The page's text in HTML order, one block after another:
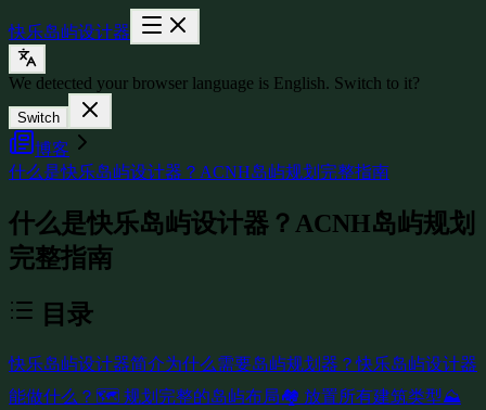
快乐岛屿设计器
We detected your browser language is English. Switch to it?
Switch
博客
什么是快乐岛屿设计器？ACNH岛屿规划完整指南
什么是快乐岛屿设计器？ACNH岛屿规划
完整指南
目录
快乐岛屿设计器简介为什么需要岛屿规划器？快乐岛屿设计器
能做什么？ 🗺️ 规划完整的岛屿布局🏘️ 放置所有建筑类型⛰️